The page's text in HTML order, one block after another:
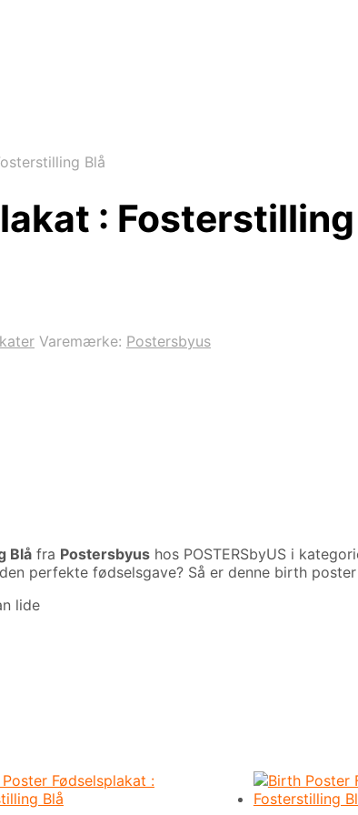
Blå
: Fosterstilling
Varemærke: Postersbyus
Blå fra Postersbyus hos POSTERSbyUS i
perfekte fødselsgave? Så er denne birth
lide